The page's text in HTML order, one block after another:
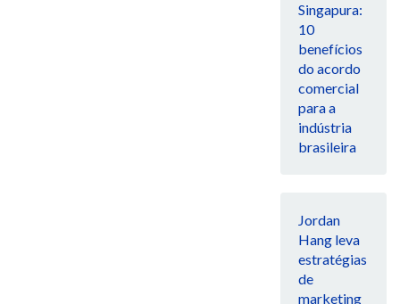
Singapura:
10
benefícios
do acordo
comercial
para a
indústria
brasileira
Jordan
Hang leva
estratégias
de
marketing